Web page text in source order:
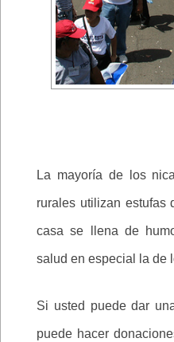
La mayoría de los
rurales utilizan estufas
casa se llena de
salud en especial la de
Si usted puede dar
puede hacer